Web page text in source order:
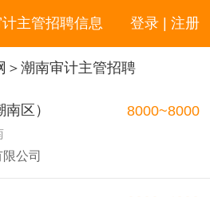
登录 | 注册
主管招聘信息
＞潮南审计主管招聘
区）
公司
8000~8000